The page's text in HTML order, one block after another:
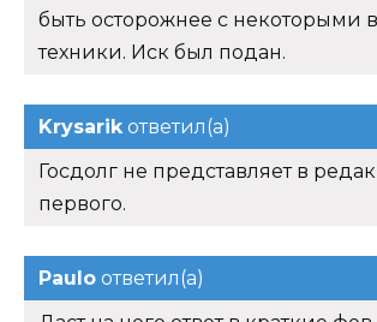
быть осторожнее с некоторыми
техники. Иск был подан.
Krysarikответил(а)
Госдолг не представляет в
первого.
Paulo ответил(а)